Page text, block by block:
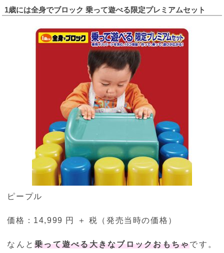
1歳には全身でブロック 乗って遊べる限定プレミアムセット
ピープル
価格：14,999 円 ＋ 税（発売当時の価格）
なんと乗って遊べる大きなブロックおもちゃです。